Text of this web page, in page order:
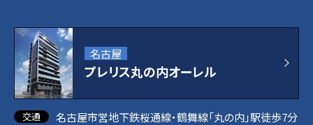
名古屋
プレリス丸の内オーレル
名古屋市営地下鉄桜通線・鶴舞線「丸の内」駅徒歩7分